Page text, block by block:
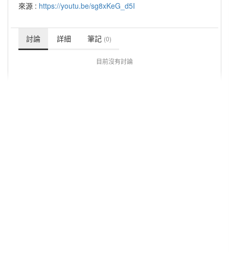
來源 : https://youtu.be/sg8xKeG_d5I
討論 詳細 筆記 (0)
目前沒有討論